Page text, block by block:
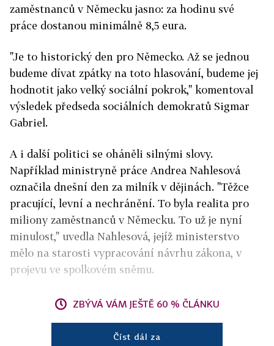
zaměstnanců v Německu jasno: za hodinu své
práce dostanou minimálně 8,5 eura.
"Je to historický den pro Německo. Až se jednou
budeme dívat zpátky na toto hlasování, budeme jej
hodnotit jako velký sociální pokrok," komentoval
výsledek předseda sociálních demokratů Sigmar
Gabriel.
A i další politici se oháněli silnými slovy.
Například ministryně práce Andrea Nahlesová
označila dnešní den za milník v dějinách. "Těžce
pracující, levní a nechránění. To byla realita pro
miliony zaměstnanců v Německu. To už je nyní
minulost," uvedla Nahlesová, jejíž ministerstvo
mělo na starosti vypracování návrhu zákona, v
projevu ve spolkovém sněmu.
ZBÝVÁ VÁM JEŠTĚ 60 % ČLÁNKU
Číst dál za